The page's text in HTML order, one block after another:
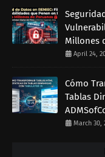
Millones
April 24,
Cómo
Tablas
March 30,